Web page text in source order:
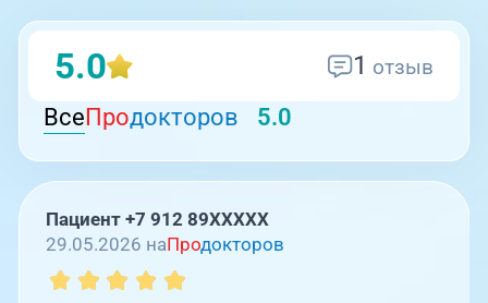
5.0 1 отзыв
ВсеПродокторов 5.0
Пациент +7 912 89XXXXX
29.05.2026 наПродокторов